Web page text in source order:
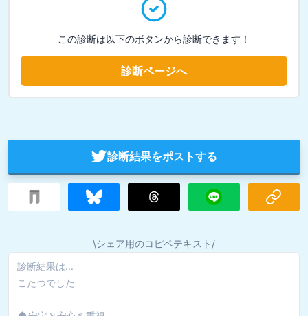
この診断は以下のボタンから診断できます！
診断ページへ
診断結果をポストする
\シェア用のコピペテキスト/